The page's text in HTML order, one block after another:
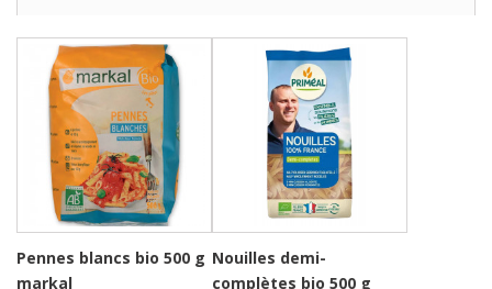
Pennes blancs bio 500 g
markal
Nouilles demi-
complètes bio 500 g